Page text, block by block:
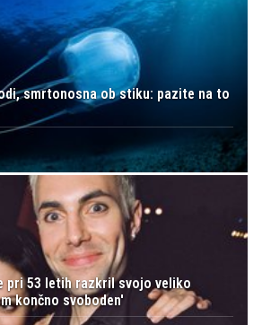
smrtonosna ob stiku: pazite na to
pri 53 letih razkril svojo veliko
končno svoboden'